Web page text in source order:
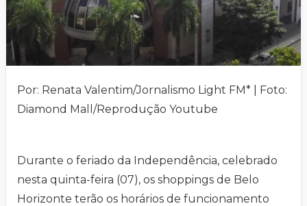
Por: Renata Valentim/Jornalismo Light FM* | Foto:
Diamond Mall/Reprodução Youtube
Durante o feriado da Independência, celebrado
nesta quinta-feira (07), os shoppings de Belo
Horizonte terão os horários de funcionamento